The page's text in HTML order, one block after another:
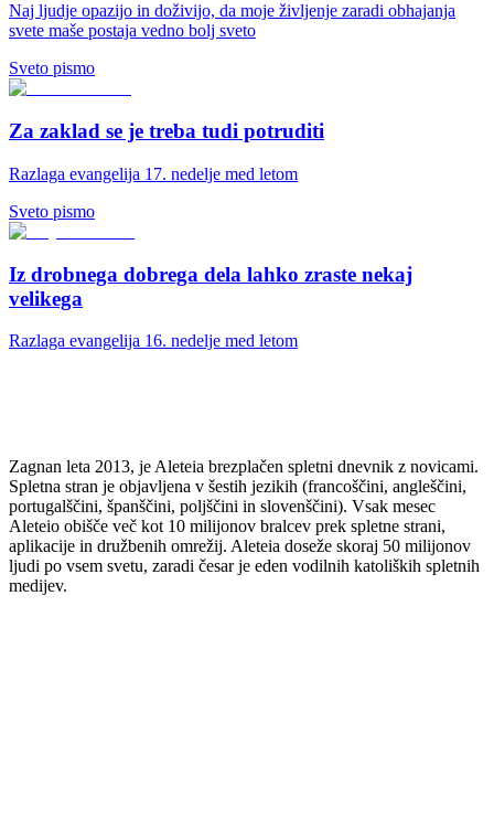
Naj ljudje opazijo in doživijo, da moje življenje zaradi obhajanja
svete maše postaja vedno bolj sveto
Sveto pismo
Za zaklad se je treba tudi potruditi
Razlaga evangelija 17. nedelje med letom
Sveto pismo
Iz drobnega dobrega dela lahko zraste nekaj
velikega
Razlaga evangelija 16. nedelje med letom
Zagnan leta 2013, je Aleteia brezplačen spletni dnevnik z novicami.
Spletna stran je objavljena v šestih jezikih (francoščini, angleščini,
portugalščini, španščini, poljščini in slovenščini). Vsak mesec
Aleteio obišče več kot 10 milijonov bralcev prek spletne strani,
aplikacije in družbenih omrežij. Aleteia doseže skoraj 50 milijonov
ljudi po vsem svetu, zaradi česar je eden vodilnih katoliških spletnih
medijev.